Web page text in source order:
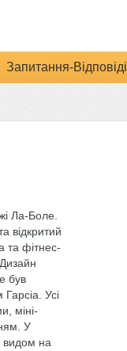
Запитання-Відповіді
Ла-Боле.
відкритий
та фітнес-
був
Усі
міні-
У
видом на